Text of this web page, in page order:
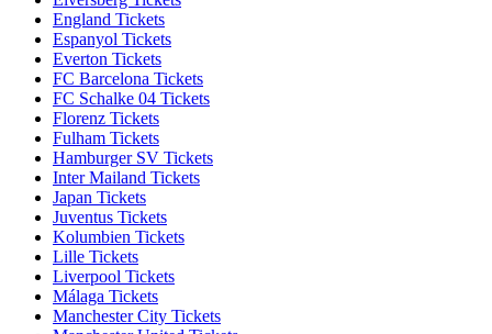
England Tickets
Espanyol Tickets
Everton Tickets
FC Barcelona Tickets
FC Schalke 04 Tickets
Florenz Tickets
Fulham Tickets
Hamburger SV Tickets
Inter Mailand Tickets
Japan Tickets
Juventus Tickets
Kolumbien Tickets
Lille Tickets
Liverpool Tickets
Málaga Tickets
Manchester City Tickets